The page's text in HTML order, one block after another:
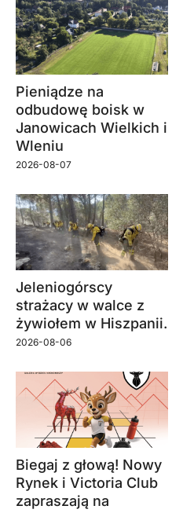
Pieniądze na
odbudowę boisk w
Janowicach Wielkich i
Wleniu
2026-08-07
Jeleniogórscy
strażacy w walce z
żywiołem w Hiszpanii.
2026-08-06
Biegaj z głową! Nowy
Rynek i Victoria Club
zapraszają na